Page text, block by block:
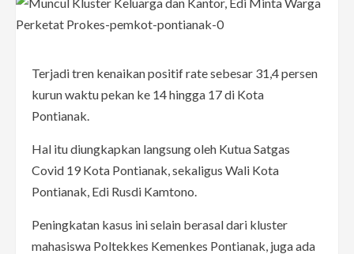
Terjadi tren kenaikan positif rate sebesar 31,4 persen
kurun waktu pekan ke 14 hingga 17 di Kota
Pontianak.
Hal itu diungkapkan langsung oleh Kutua Satgas
Covid 19 Kota Pontianak, sekaligus Wali Kota
Pontianak, Edi Rusdi Kamtono.
Peningkatan kasus ini selain berasal dari kluster
mahasiswa Poltekkes Kemenkes Pontianak, juga ada